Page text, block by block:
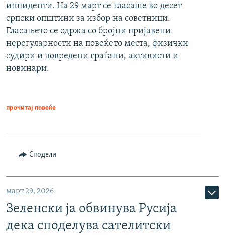
инциденти. На 29 март се гласаше во десет
српски општини за избор на советници.
Гласањето се одржа со бројни пријавени
нерегуларности на повеќето места, физички
судири и повредени граѓани, активисти и
новинари.
прочитај повеќе
Сподели
март 29, 2026
Зеленски ја обвинува Русија
дека споделува сателитски